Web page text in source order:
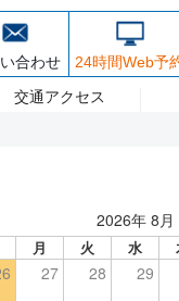
(最終受付は診療終了30
合わせ 24時間Web予
交通アクセス
2026年 8月
月 火 水
27 28 29